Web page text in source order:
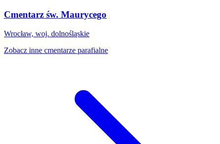
Cmentarz św. Maurycego
Wrocław, woj. dolnośląskie
Zobacz inne cmentarze parafialne